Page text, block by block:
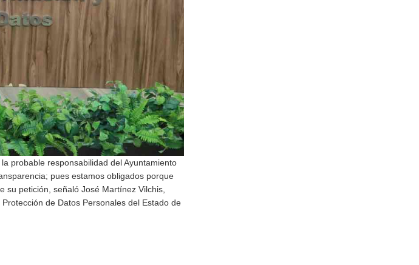
probable responsabilidad del Ayuntamiento
pues estamos obligados porque
su petición, señaló José Martínez Vilchis,
de Datos Personales del Estado de